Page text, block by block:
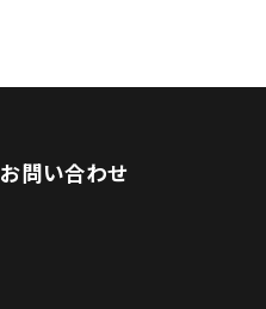
お問い合わせ